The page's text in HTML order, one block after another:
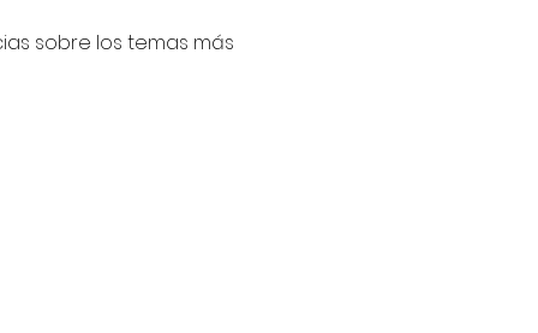
sobre los temas más